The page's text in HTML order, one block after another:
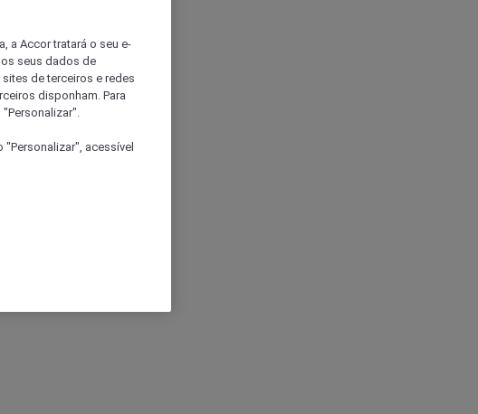
a Accor tratará o seu e-
seus dados de
de terceiros e redes
disponham. Para
acessível